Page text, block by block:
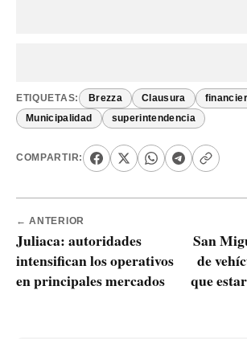
ETIQUETAS: Brezza Clausura
Municipalidad superintendencia
COMPARTIR:
← ANTERIOR
Juliaca: autoridades
intensifican los operativos
en principales mercados
San
de
que